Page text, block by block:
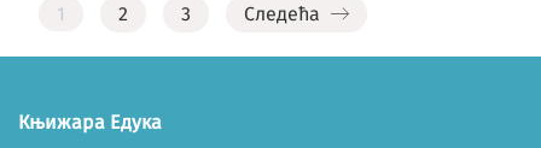
1 2 3 Следећа
Књижара Едука